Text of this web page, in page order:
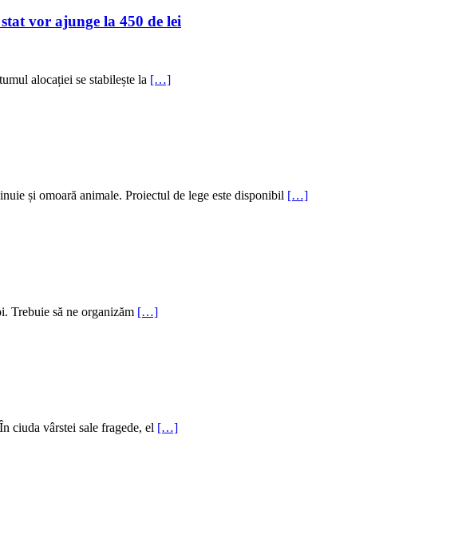
vor ajunge la 450 de lei
alocației se stabilește la […]
și omoară animale. Proiectul de lege este disponibil […]
Trebuie să ne organizăm […]
ciuda vârstei sale fragede, el […]